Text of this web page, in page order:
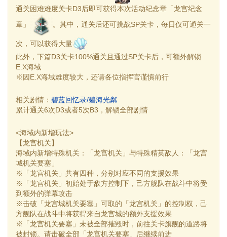
通关困难难度关卡D3后即可获得本次活动纪念章「龙宫纪念
章」
。其中，通关后还可挑战SP关卡，每日仅可通关一
次，可以获得大量
此外，下篇D3关卡100%通关且通过SP关卡后，可额外解锁
E.X海域
※因E.X海域难度较大，还请各位指挥官谨慎前行
相关剧情： 碧蓝回忆录/碧海光粼
累计通关6次D3或者5次B3，解锁全部剧情
<海域内新增玩法>
【龙宫机关】
海域内新增特殊机关：「龙宫机关」与特殊精英敌人：「龙宫
城机关要塞」
※「龙宫机关」共有四种，分别对应不同的支援效果
※「龙宫机关」初始处于敌方控制下，己方舰队在战斗中将受
到额外的弹幕攻击
※击破「龙宫城机关要塞」可取的「龙宫机关」的控制权，己
方舰队在战斗中将获得来自龙宫城的额外支援效果
※「龙宫机关要塞」未被全部摧毁时，前往关卡旗舰的道路将
被封锁。请击破全部「龙宫机关要塞」后继续前进